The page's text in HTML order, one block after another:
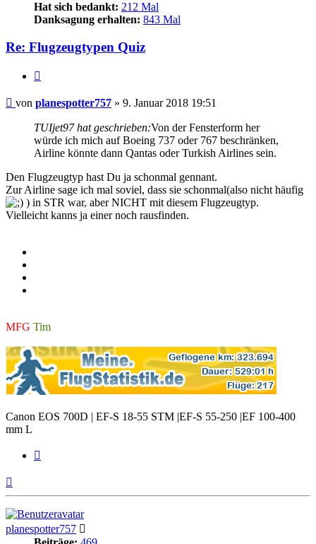
Hat sich bedankt: 212 Mal
Danksagung erhalten: 843 Mal
Re: Flugzeugtypen Quiz
Beitrag
von planespotter757 » 9. Januar 2018 19:51
TUIjet97 hat geschrieben:Von der Fensterform her
würde ich mich auf Boeing 737 oder 767 beschränken,
Airline könnte dann Qantas oder Turkish Airlines sein.
Den Flugzeugtyp hast Du ja schonmal gennant.
Zur Airline sage ich mal soviel, dass sie schonmal(also nicht häufig
) in STR war, aber NICHT mit diesem Flugzeugtyp.
Vielleicht kanns ja einer noch rausfinden.
MFG Tim
Canon EOS 700D | EF-S 18-55 STM |EF-S 55-250 |EF 100-400
mm L
planespotter757